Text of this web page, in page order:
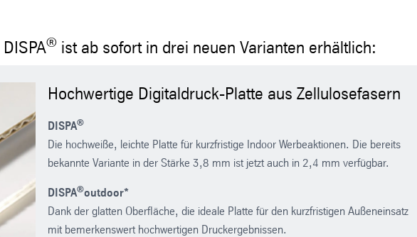
® ist ab sofort in drei neuen Varianten erhältlich:
Hochwertige Digitaldruck-Platte aus Zellulosefasern
DISPA®
Die hochweiße, leichte Platte für kurzfristige Indoor Werbeaktionen. Die bereits
bekannte Variante in der Stärke 3,8 mm ist jetzt auch in 2,4 mm verfügbar.
DISPA®outdoor*
Dank der glatten Oberfläche, die ideale Platte für den kurzfristigen Außeneinsatz
mit bemerkenswert hochwertigen Druckergebnissen.